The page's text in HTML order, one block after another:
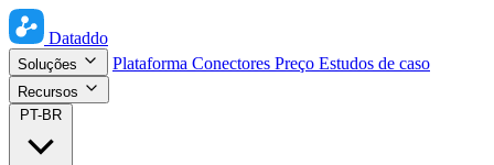
Dataddo
Soluções Plataforma Conectores Preço Estudos de caso
Recursos
PT-BR